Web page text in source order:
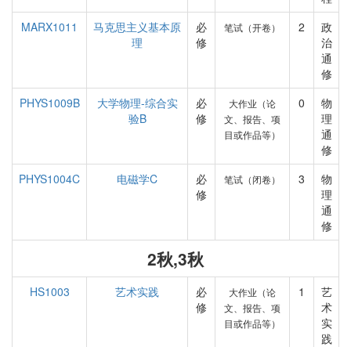
MARX1011
马克思主义基本原
理
必
修
笔试（开卷） 2
政
治
通
修
PHYS1009B
大学物理-综合实
验B
必
修
大作业（论
文、报告、项
目或作品等）
0
物
理
通
修
PHYS1004C
电磁学C
必
修
笔试（闭卷） 3
物
理
通
修
2秋,3秋
HS1003 艺术实践
必
修
大作业（论
文、报告、项
目或作品等）
1
艺
术
实
践